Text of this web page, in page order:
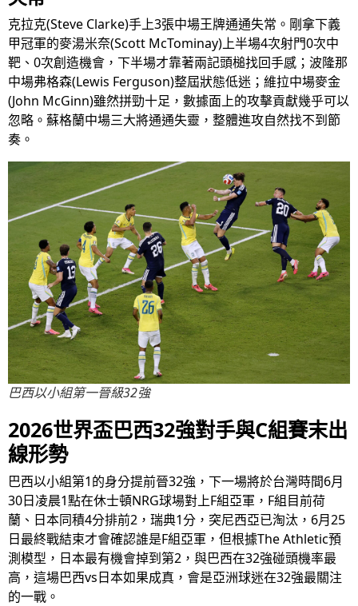
克拉克(Steve Clarke)手上3張中場王牌通通失常。剛拿下義
甲冠軍的麥湯米奈(Scott McTominay)上半場4次射門0次中
靶、0次創造機會，下半場才靠著兩記頭槌找回手感；波隆那
中場弗格森(Lewis Ferguson)整屆狀態低迷；維拉中場麥金
(John McGinn)雖然拼勁十足，數據面上的攻擊貢獻幾乎可以
忽略。蘇格蘭中場三大將通通失靈，整體進攻自然找不到節
奏。
巴西以小組第一晉級32強
2026世界盃巴西32強對手與C組賽末出
線形勢
巴西以小組第1的身分提前晉32強，下一場將於台灣時間6月
30日凌晨1點在休士頓NRG球場對上F組亞軍，F組目前荷
蘭、日本同積4分排前2，瑞典1分，突尼西亞已淘汰，6月25
日最終戰結束才會確認誰是F組亞軍，但根據The Athletic預
測模型，日本最有機會掉到第2，與巴西在32強碰頭機率最
高，這場巴西vs日本如果成真，會是亞洲球迷在32強最關注
的一戰。